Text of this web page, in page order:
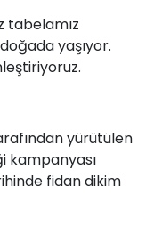
tabelamız
yaşıyor.
yürütülen
kampanyası
fidan dikim